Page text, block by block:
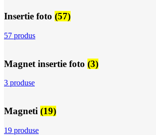
Insertie foto (57)
57 produs
Magnet insertie foto (3)
3 produse
Magneti (19)
19 produse